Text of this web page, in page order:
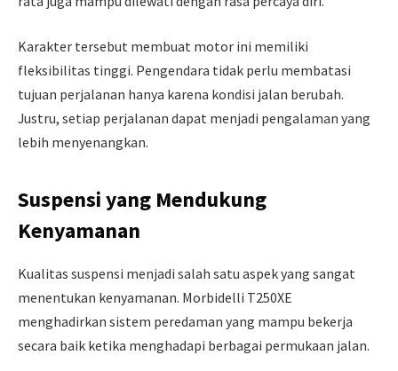
Karakter tersebut membuat motor ini memiliki
fleksibilitas tinggi. Pengendara tidak perlu membatasi
tujuan perjalanan hanya karena kondisi jalan berubah.
Justru, setiap perjalanan dapat menjadi pengalaman yang
lebih menyenangkan.
Suspensi yang Mendukung
Kenyamanan
Kualitas suspensi menjadi salah satu aspek yang sangat
menentukan kenyamanan. Morbidelli T250XE
menghadirkan sistem peredaman yang mampu bekerja
secara baik ketika menghadapi berbagai permukaan jalan.